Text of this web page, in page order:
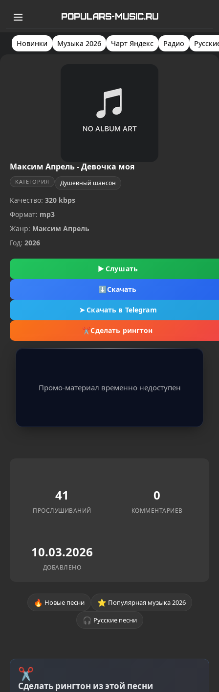
POPULARS-MUSIC.RU
Новинки Музыка 2026 Чарт Яндекс Радио
Максим Апрель - Девочка моя
КАТЕГОРИЯ Душевный шансон
Качество: 320 kbps
Формат: mp3
Жанр: Максим Апрель
Год: 2026
▶ Слушать
⬇Скачать
➤Скачать в Telegram
✂Сделать рингтон
Промо-материал временно недоступен
41
ПРОСЛУШИВАНИЙ
0
КОММЕНТАРИЕВ
10.03.2026
ДОБАВЛЕНО
🔥 Новые песни ⭐ Популярная музыка 2026
🎧 Русские песни
✂
Сделать рингтон из этой песни